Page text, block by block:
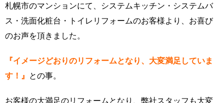
札幌市のマンションにて、システムキッチン・システムバ
ス・洗面化粧台・トイレリフォームのお客様より、お喜び
のお声を頂きました。
『イメージどおりのリフォームとなり、大変満足していま
す！』 との事。
お客様の大満足のリフォームとなり、弊社スタッフも大変